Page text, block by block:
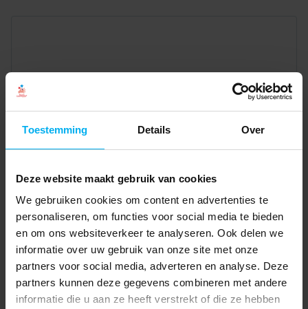
Toestemming Details Over
Deze website maakt gebruik van cookies
We gebruiken cookies om content en advertenties te
personaliseren, om functies voor social media te bieden
en om ons websiteverkeer te analyseren. Ook delen we
informatie over uw gebruik van onze site met onze
partners voor social media, adverteren en analyse. Deze
partners kunnen deze gegevens combineren met andere
informatie die u aan ze heeft verstrekt of die ze hebben